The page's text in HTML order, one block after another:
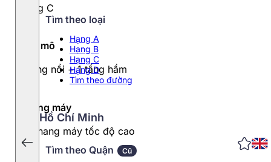
Tìm theo loại
Hạng A
Hạng B
Hạng C
Hạng D
Tìm theo đường
Hồ Chí Minh
Tìm theo Quận Cũ
Hạng C
Quy mô
7 tầng nổi + 1 tầng hầm
Thang máy
02 thang máy tốc độ cao